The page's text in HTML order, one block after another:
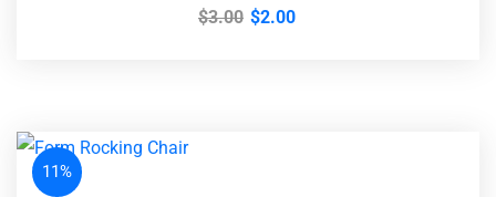
$3.00 $2.00
11%